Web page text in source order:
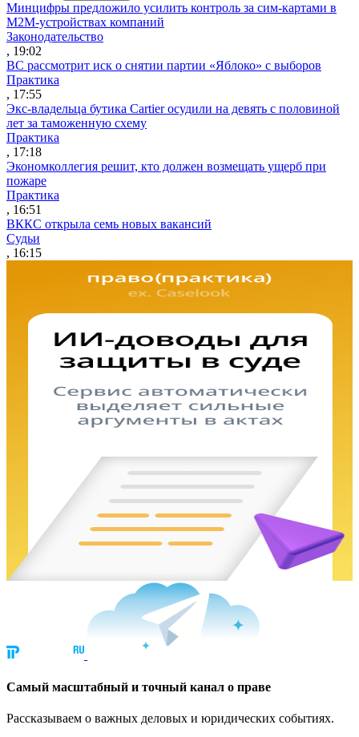
Минцифры предложило усилить контроль за сим-картами в
M2M-устройствах компаний
Законодательство
, 19:02
ВС рассмотрит иск о снятии партии «Яблоко» с выборов
Практика
, 17:55
Экс-владельца бутика Cartier осудили на девять с половиной
лет за таможенную схему
Практика
, 17:18
Экономколлегия решит, кто должен возмещать ущерб при
пожаре
Практика
, 16:51
ВККС открыла семь новых вакансий
Судьи
, 16:15
Cамый масштабный и точный канал о праве
Рассказываем о важных деловых и юридических событиях.